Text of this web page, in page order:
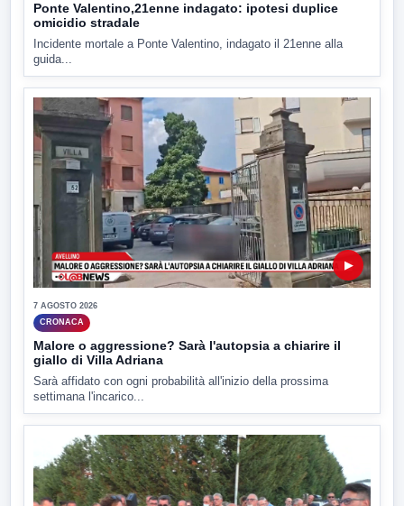
Ponte Valentino,21enne indagato: ipotesi duplice
omicidio stradale
Incidente mortale a Ponte Valentino, indagato il 21enne alla
guida...
▶
7 AGOSTO 2026
CRONACA
Malore o aggressione? Sarà l'autopsia a chiarire il
giallo di Villa Adriana
Sarà affidato con ogni probabilità all'inizio della prossima
settimana l'incarico...